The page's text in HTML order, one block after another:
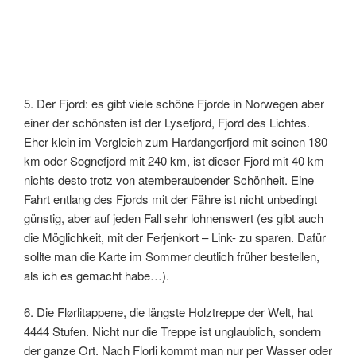
5. Der Fjord: es gibt viele schöne Fjorde in Norwegen aber
einer der schönsten ist der Lysefjord, Fjord des Lichtes.
Eher klein im Vergleich zum Hardangerfjord mit seinen 180
km oder Sognefjord mit 240 km, ist dieser Fjord mit 40 km
nichts desto trotz von atemberaubender Schönheit. Eine
Fahrt entlang des Fjords mit der Fähre ist nicht unbedingt
günstig, aber auf jeden Fall sehr lohnenswert (es gibt auch
die Möglichkeit, mit der Ferjenkort – Link- zu sparen. Dafür
sollte man die Karte im Sommer deutlich früher bestellen,
als ich es gemacht habe…).
6. Die Flørlitappene, die längste Holztreppe der Welt, hat
4444 Stufen. Nicht nur die Treppe ist unglaublich, sondern
der ganze Ort. Nach Florli kommt man nur per Wasser oder